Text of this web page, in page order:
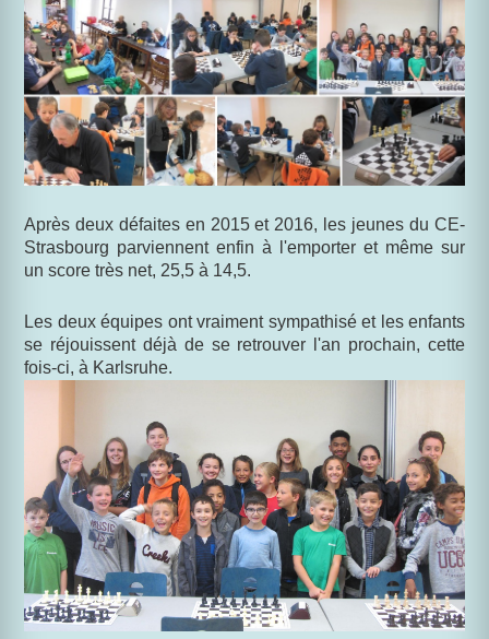
Après deux défaites en 2015 et 2016, les jeunes du CE-
Strasbourg parviennent enfin à l'emporter et même sur
un score très net, 25,5 à 14,5.
Les deux équipes ont vraiment sympathisé et les enfants
se réjouissent déjà de se retrouver l'an prochain, cette
fois-ci, à Karlsruhe.